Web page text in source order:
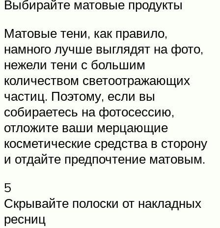
Выбирайте матовые продукты
Матовые тени, как правило,
намного лучше выглядят на фото,
нежели тени с большим
количеством светоотражающих
частиц. Поэтому, если вы
собираетесь на фотосессию,
отложите ваши мерцающие
косметические средства в сторону
и отдайте предпочтение матовым.
5
Скрывайте полоски от накладных
ресниц